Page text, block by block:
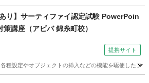
船橋駅 ココナラ
あり】サーティファイ認定試験 PowerPoin
策講座（アビバ 錦糸町校）
提携サイト
各種設定やオブジェクトの挿入などの機能を駆使した